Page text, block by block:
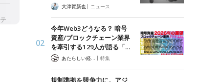
大津賀新也| ニュース
今年Web3どうなる？ 暗号
資産/ブロックチェーン業界
を牽引する129人が語る「…
| 特集
規制準拠を競争力に。アジ